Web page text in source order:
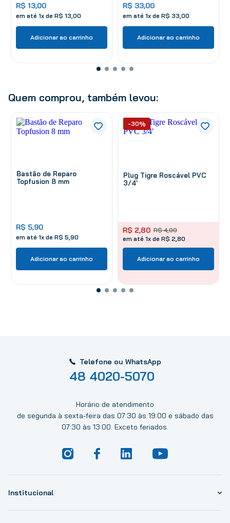
R$ 13,00
em até 1x de R$ 13 00
Adicionar ao carrinho
R$ 33,00
em até 1x de R$ 33 00
Adicionar ao carrinho
Quem comprou, também levou:
Bastão de Reparo
Topfusion 8 mm
R$ 5,90
em até 1x de R$ 5 90
Adicionar ao carrinho
Plug Tigre Roscável PVC
3/4'
R$ 4,00
R$ 2,80
em até 1x de R$ 2,80
-30%
Adicionar ao carrinho
Telefone ou WhatsApp
48 4020-5070
Horário de atendimento
de segunda à sexta-feira das 07:30 às 19:00 e sábado das
07:30 às 13:00. Exceto feriados.
Institucional